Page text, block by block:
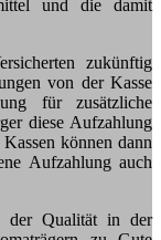
und die damit
zukünftig
von der Kasse
für zusätzliche
diese Aufzahlung
können dann
Aufzahlung auch
der Qualität in der